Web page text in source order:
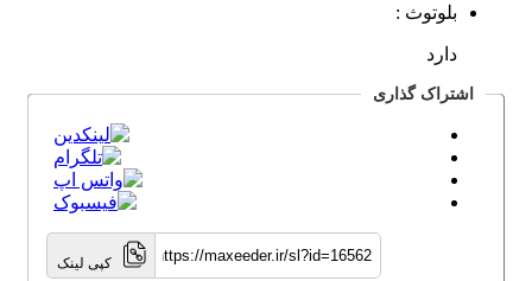
بلوتوث :
دارد
اشتراک گذاری
کپی لینک